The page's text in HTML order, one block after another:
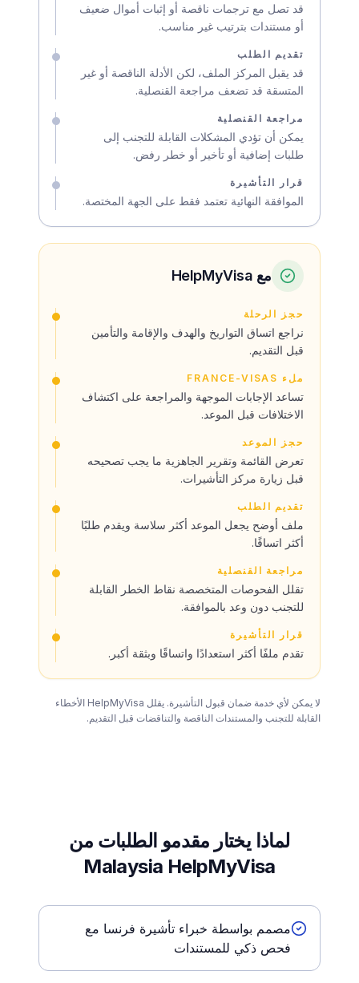
قد تصل مع ترجمات ناقصة أو إثبات أموال ضعيف
أو مستندات بترتيب غير مناسب.
تقديم الطلب
قد يقبل المركز الملف، لكن الأدلة الناقصة أو غير
المتسقة قد تضعف مراجعة القنصلية.
مراجعة القنصلية
يمكن أن تؤدي المشكلات القابلة للتجنب إلى
طلبات إضافية أو تأخير أو خطر رفض.
قرار التأشيرة
الموافقة النهائية تعتمد فقط على الجهة المختصة.
مع HelpMyVisa
حجز الرحلة
نراجع اتساق التواريخ والهدف والإقامة والتأمين
قبل التقديم.
ملء FRANCE-VISAS
تساعد الإجابات الموجهة والمراجعة على اكتشاف
الاختلافات قبل الموعد.
حجز الموعد
تعرض القائمة وتقرير الجاهزية ما يجب تصحيحه
قبل زيارة مركز التأشيرات.
تقديم الطلب
ملف أوضح يجعل الموعد أكثر سلاسة ويقدم طلبًا
أكثر اتساقًا.
مراجعة القنصلية
تقلل الفحوصات المتخصصة نقاط الخطر القابلة
للتجنب دون وعد بالموافقة.
قرار التأشيرة
تقدم ملفًا أكثر استعدادًا واتساقًا وبثقة أكبر.
لا يمكن لأي خدمة ضمان قبول التأشيرة. يقلل HelpMyVisa الأخطاء
القابلة للتجنب والمستندات الناقصة والتناقضات قبل التقديم.
لماذا يختار مقدمو الطلبات من
Malaysia HelpMyVisa
مصمم بواسطة خبراء تأشيرة فرنسا مع
فحص ذكي للمستندات